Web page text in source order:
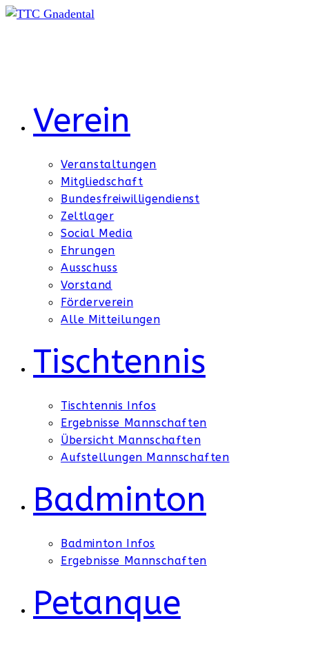
Zum
Verein
Veranstaltungen
Mitgliedschaft
Bundesfreiwilligendienst
Zeltlager
Social Media
Ehrungen
Ausschuss
Vorstand
Förderverein
Alle Mitteilungen
Tischtennis
Tischtennis Infos
Ergebnisse Mannschaften
Übersicht Mannschaften
Aufstellungen Mannschaften
Badminton
Badminton Infos
Ergebnisse Mannschaften
Petanque